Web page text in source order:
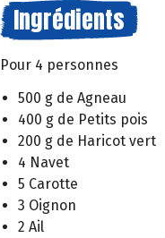
Ingrédients
Pour 4 personnes
500 g de Agneau
400 g de Petits pois
200 g de Haricot vert
4 Navet
5 Carotte
3 Oignon
2 Ail